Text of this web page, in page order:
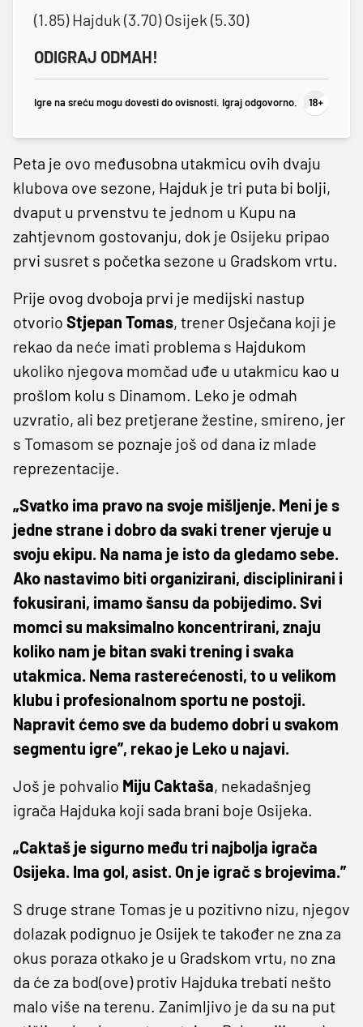
(1.85) Hajduk (3.70) Osijek (5.30)
ODIGRAJ ODMAH!
Igre na sreću mogu dovesti do ovisnosti. Igraj odgovorno.
Peta je ovo međusobna utakmicu ovih dvaju
klubova ove sezone, Hajduk je tri puta bi bolji,
dvaput u prvenstvu te jednom u Kupu na
zahtjevnom gostovanju, dok je Osijeku pripao
prvi susret s početka sezone u Gradskom vrtu.
Prije ovog dvoboja prvi je medijski nastup
otvorio Stjepan Tomas, trener Osječana koji je
rekao da neće imati problema s Hajdukom
ukoliko njegova momčad uđe u utakmicu kao u
prošlom kolu s Dinamom. Leko je odmah
uzvratio, ali bez pretjerane žestine, smireno, jer
s Tomasom se poznaje još od dana iz mlade
reprezentacije.
„Svatko ima pravo na svoje mišljenje. Meni je s
jedne strane i dobro da svaki trener vjeruje u
svoju ekipu. Na nama je isto da gledamo sebe.
Ako nastavimo biti organizirani, disciplinirani i
fokusirani, imamo šansu da pobijedimo. Svi
momci su maksimalno koncentrirani, znaju
koliko nam je bitan svaki trening i svaka
utakmica. Nema rasterećenosti, to u velikom
klubu i profesionalnom sportu ne postoji.
Napravit ćemo sve da budemo dobri u svakom
segmentu igre”, rekao je Leko u najavi.
Još je pohvalio Miju Caktaša, nekadašnjeg
igrača Hajduka koji sada brani boje Osijeka.
„Caktaš je sigurno među tri najbolja igrača
Osijeka. Ima gol, asist. On je igrač s brojevima.”
S druge strane Tomas je u pozitivno nizu, njegov
dolazak podignuo je Osijek te također ne zna za
okus poraza otkako je u Gradskom vrtu, no zna
da će za bod(ove) protiv Hajduka trebati nešto
malo više na terenu. Zanimljivo je da su na put